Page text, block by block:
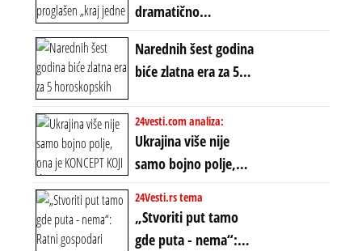
dramatično
proglašen „kraj jedne
ere“, ali sa
dvostrukom
neistinom: forma te
ere završila se na
istom mestu, ali
prošle godine
Narednih šest godina
biće zlatna era za 5
znakova: Stiže lavina
novca i bogatstva
24vesti.com analiza:
Ukrajina više nije
samo bojno polje,
ona je KONCEPT KOJI
ĆE RASPASTI CEO
ZAPADNI SVET
24Vesti.rs tema
„Stvoriti put tamo
gde puta - nema“: